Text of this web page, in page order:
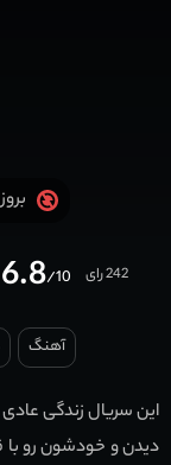
6.8/10 242 رای
آهنگ
این سریال زندگی